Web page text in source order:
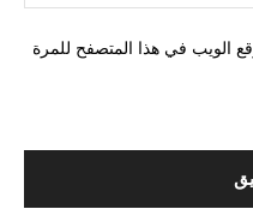
الويب في هذا المتصفح للمرة